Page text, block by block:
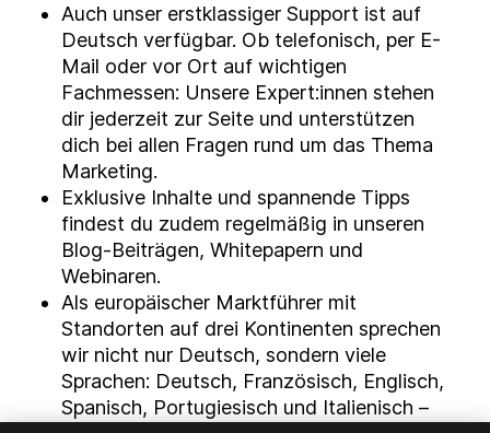
Auch unser erstklassiger Support ist auf
Deutsch verfügbar. Ob telefonisch, per E-
Mail oder vor Ort auf wichtigen
Fachmessen: Unsere Expert:innen stehen
dir jederzeit zur Seite und unterstützen
dich bei allen Fragen rund um das Thema
Marketing.
Exklusive Inhalte und spannende Tipps
findest du zudem regelmäßig in unseren
Blog-Beiträgen, Whitepapern und
Webinaren.
Als europäischer Marktführer mit
Standorten auf drei Kontinenten sprechen
wir nicht nur Deutsch, sondern viele
Sprachen: Deutsch, Französisch, Englisch,
Spanisch, Portugiesisch und Italienisch –